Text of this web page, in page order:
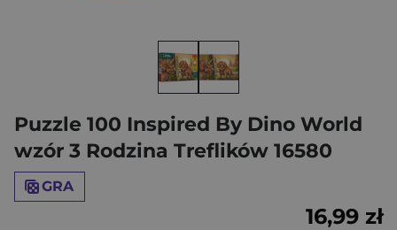
Puzzle 100 Inspired By Dino World
wzór 3 Rodzina Treflików 16580
GRA
16,99 zł